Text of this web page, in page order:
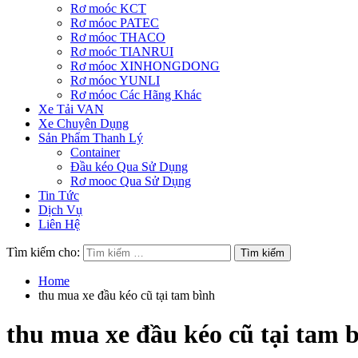
Rơ moóc KCT
Rơ móoc PATEC
Rơ móoc THACO
Rơ moóc TIANRUI
Rơ móoc XINHONGDONG
Rơ móoc YUNLI
Rơ móoc Các Hãng Khác
Xe Tải VAN
Xe Chuyên Dụng
Sản Phẩm Thanh Lý
Container
Đầu kéo Qua Sử Dụng
Rơ mooc Qua Sử Dụng
Tin Tức
Dịch Vụ
Liên Hệ
Tìm kiếm cho:
Home
thu mua xe đầu kéo cũ tại tam bình
thu mua xe đầu kéo cũ tại tam